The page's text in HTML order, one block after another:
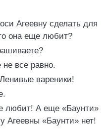
Агеевну сделать для
она еще любит?
все равно.
вареники!
любит! А еще «Баунти»
Агеевны «Баунти» нет!